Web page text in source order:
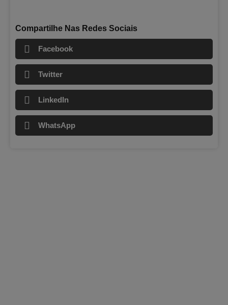
Compartilhe Nas Redes Sociais
Facebook
Twitter
LinkedIn
WhatsApp